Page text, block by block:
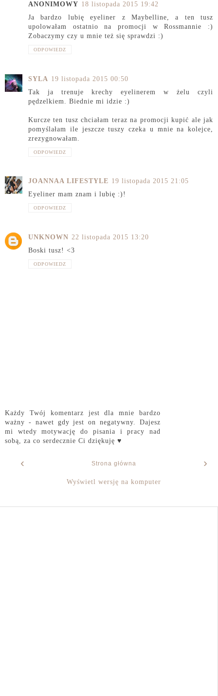
ANONIMOWY 18 listopada 2015 19:42
Ja bardzo lubię eyeliner z Maybelline, a ten tusz
upolowałam ostatnio na promocji w Rossmannie :)
Zobaczymy czy u mnie też się sprawdzi :)
ODPOWIEDZ
SYLA 19 listopada 2015 00:50
Tak ja trenuje krechy eyelinerem w żelu czyli
pędzelkiem. Biednie mi idzie :)
Kurcze ten tusz chciałam teraz na promocji kupić ale jak
pomyślałam ile jeszcze tuszy czeka u mnie na kolejce,
zrezygnowałam.
ODPOWIEDZ
JOANNAA LIFESTYLE 19 listopada 2015 21:05
Eyeliner mam znam i lubię :)!
ODPOWIEDZ
UNKNOWN 22 listopada 2015 13:20
Boski tusz! <3
ODPOWIEDZ
Każdy Twój komentarz jest dla mnie bardzo
ważny - nawet gdy jest on negatywny. Dajesz
mi wtedy motywację do pisania i pracy nad
sobą, za co serdecznie Ci dziękuję ♥
‹ ›
Strona główna
Wyświetl wersję na komputer